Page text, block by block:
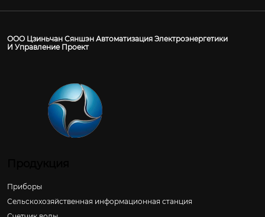
ООО Цзиньчан Сяншэн Автоматизация Электроэнергетики
И Управление Проект
Приборы
Сельскохозяйственная информационная станция